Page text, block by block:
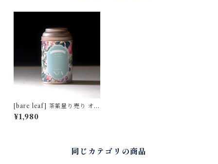
[bare leaf] 茶葉量り売り オリ
ジナル缶 50g ["Wildberry"
デザイン]
¥1,980
同じカテゴリの商品